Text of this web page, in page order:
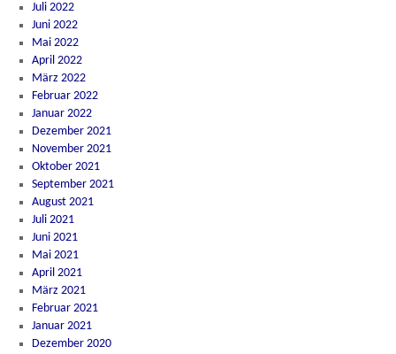
Juli 2022
Juni 2022
Mai 2022
April 2022
März 2022
Februar 2022
Januar 2022
Dezember 2021
November 2021
Oktober 2021
September 2021
August 2021
Juli 2021
Juni 2021
Mai 2021
April 2021
März 2021
Februar 2021
Januar 2021
Dezember 2020